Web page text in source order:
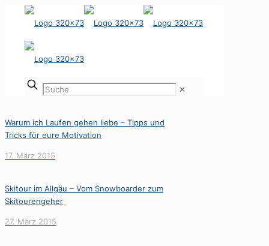
✕
Warum ich Laufen gehen liebe – Tipps und
Tricks für eure Motivation
17. März 2015
Skitour im Allgäu – Vom Snowboarder zum
Skitourengeher
27. März 2015